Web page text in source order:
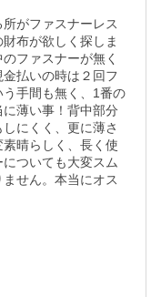
がファスナーレス
布が欲しく探しま
ファスナーが無く
払いの時は２回フ
手間も無く、1番の
に薄い事！背中部分
にくく、更に薄さ
晴らしく、長く使
ついても大変スム
せん。本当にオス